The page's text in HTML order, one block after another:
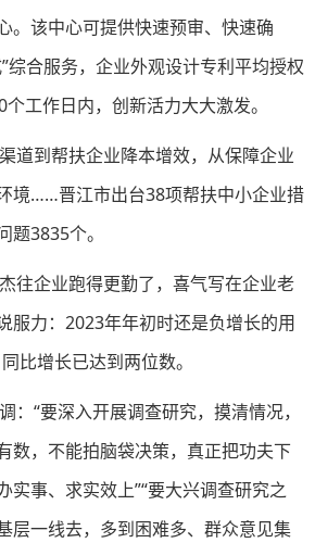
。该中心可提供快速预审、快速确
综合服务，企业外观设计专利平均授权
工作日内，创新活力大大激发。
道到帮扶企业降本增效，从保障企业
境……晋江市出台38项帮扶中小企业措
题3835个。
往企业跑得更勤了，喜气写在企业老
服力：2023年年初时还是负增长的用
比增长已达到两位数。
：“要深入开展调查研究，摸清情况，
数，不能拍脑袋决策，真正把功夫下
实事、求实效上”“要大兴调查研究之
层一线去，多到困难多、群众意见集